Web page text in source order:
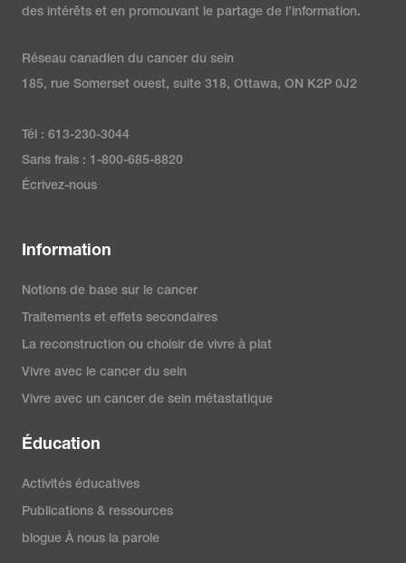
des intérêts et en promouvant le partage de l’information.
Réseau canadien du cancer du sein
185, rue Somerset ouest, suite 318, Ottawa, ON K2P 0J2
Tél : 613-230-3044
Sans frais : 1-800-685-8820
Écrivez-nous
Information
Notions de base sur le cancer
Traitements et effets secondaires
La reconstruction ou choisir de vivre à plat
Vivre avec le cancer du sein
Vivre avec un cancer de sein métastatique
Éducation
Activités éducatives
Publications & ressources
blogue À nous la parole